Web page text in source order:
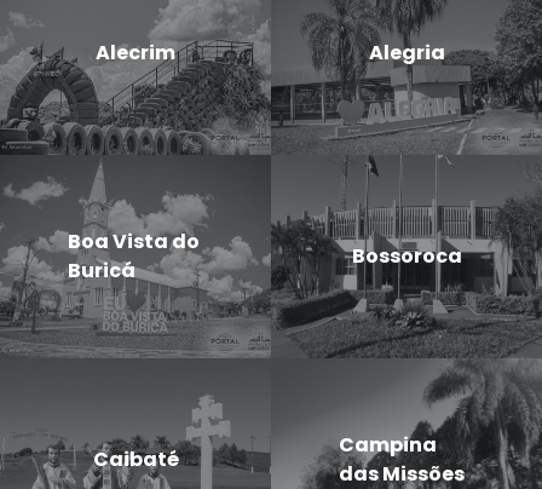
Alecrim Alegria
Boa Vista do
Buricá
Bossoroca
Caibaté
Campina
das Missões